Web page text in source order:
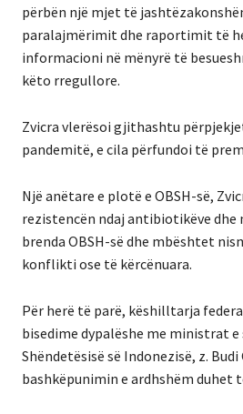
përbën një mjet të
paralajmërimit dhe raportimit të
informacioni në mënyrë të
këto rregullore.
Zvicra vlerësoi gjithashtu
pandemitë, e cila përfundoi të
Një anëtare e plotë e OBSH-së,
rezistencën ndaj antibiotikëve dhe
brenda OBSH-së dhe mbështet
konflikti ose të kërcënuara.
Për herë të parë, këshilltarja
bisedime dypalëshe me ministrat
Shëndetësisë së Indonezisë, z.
bashkëpunimin e ardhshëm duhet